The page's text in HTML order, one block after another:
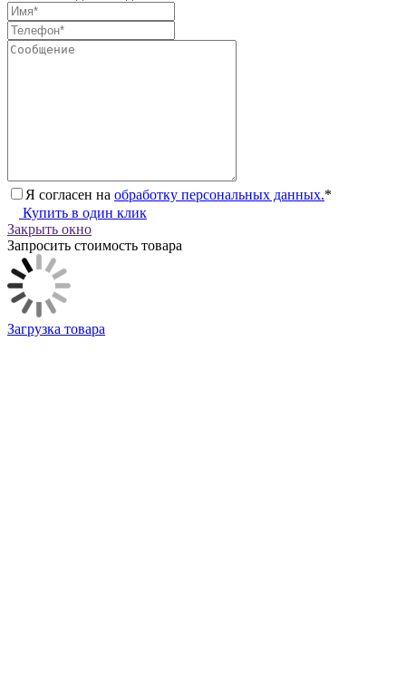
Я согласен на обработку персональных данных.*
Купить в один клик
Закрыть окно
Запросить стоимость товара
Загрузка товара